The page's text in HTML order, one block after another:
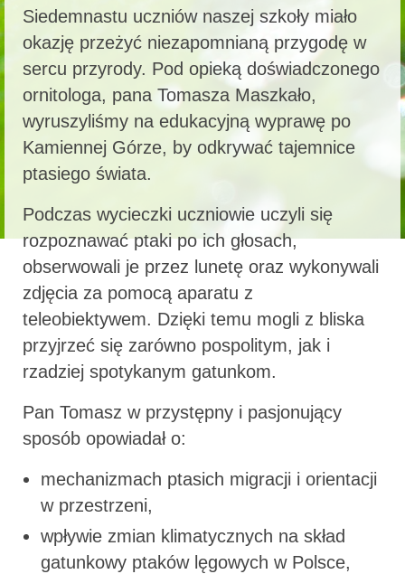
Siedemnastu uczniów naszej szkoły miało
okazję przeżyć niezapomnianą przygodę w
sercu przyrody. Pod opieką doświadczonego
ornitologa, pana Tomasza Maszkało,
wyruszyliśmy na edukacyjną wyprawę po
Kamiennej Górze, by odkrywać tajemnice
ptasiego świata.
Podczas wycieczki uczniowie uczyli się
rozpoznawać ptaki po ich głosach,
obserwowali je przez lunetę oraz wykonywali
zdjęcia za pomocą aparatu z
teleobiektywem. Dzięki temu mogli z bliska
przyjrzeć się zarówno pospolitym, jak i
rzadziej spotykanym gatunkom.
Pan Tomasz w przystępny i pasjonujący
sposób opowiadał o:
mechanizmach ptasich migracji i orientacji
w przestrzeni,
wpływie zmian klimatycznych na skład
gatunkowy ptaków lęgowych w Polsce,